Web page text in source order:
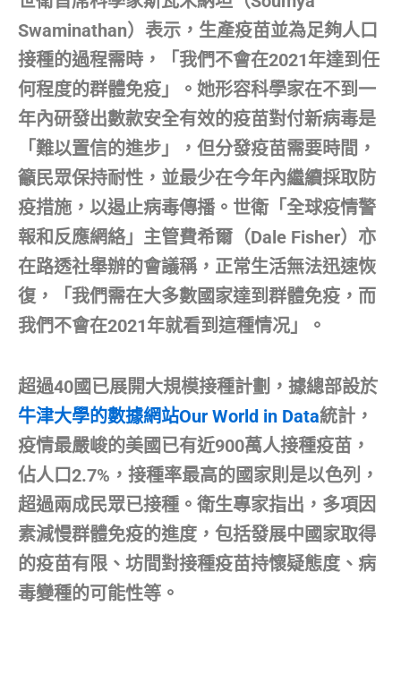
Swaminathan）表示，生產疫苗並為足夠人口
接種的過程需時，「我們不會在2021年達到任
何程度的群體免疫」。她形容科學家在不到一
年內研發出數款安全有效的疫苗對付新病毒是
「難以置信的進步」，但分發疫苗需要時間，
籲民眾保持耐性，並最少在今年內繼續採取防
疫措施，以遏止病毒傳播。世衛「全球疫情警
報和反應網絡」主管費希爾（Dale Fisher）亦
在路透社舉辦的會議稱，正常生活無法迅速恢
復，「我們需在大多數國家達到群體免疫，而
我們不會在2021年就看到這種情况」。
超過40國已展開大規模接種計劃，據總部設於
牛津大學的數據網站Our World in Data統計，
疫情最嚴峻的美國已有近900萬人接種疫苗，
佔人口2.7%，接種率最高的國家則是以色列，
超過兩成民眾已接種。衛生專家指出，多項因
素減慢群體免疫的進度，包括發展中國家取得
的疫苗有限、坊間對接種疫苗持懷疑態度、病
毒變種的可能性等。